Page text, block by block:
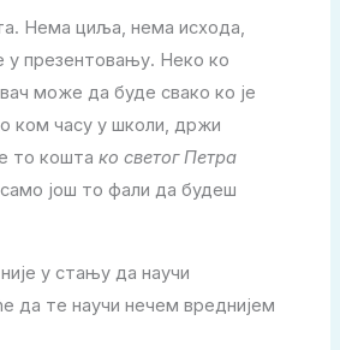
Нема циља, нема исхода,
у презентовању. Неко ко
може да буде свако ко је
ком часу у школи, држи
то кошта ко светог Петра
још то фали да будеш
у стању да научи
да те научи нечем вреднијем